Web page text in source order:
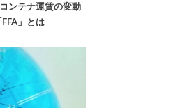
ンテナ運賃の変動
」とは